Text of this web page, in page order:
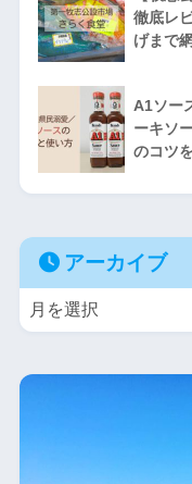
徹底レ
げまで
A1ソー
ーキソ
のコツ
アーカイブ